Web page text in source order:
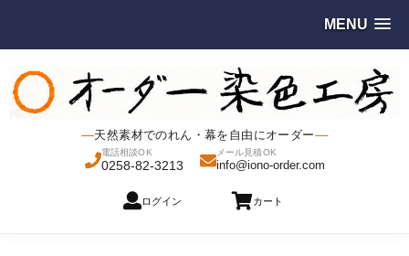
MENU
天然素材でのれん・幕を自由にオーダー
電話相談OK
0258-82-3213
メール見積OK
info@iono-order.com
ログイン カート